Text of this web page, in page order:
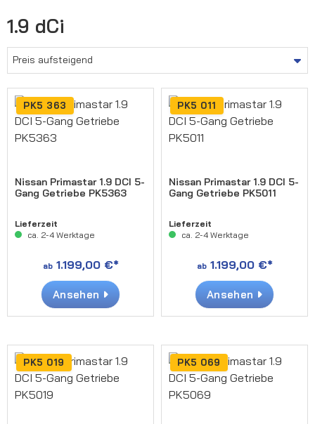
1.9 dCi
PK5 363
Nissan Primastar 1.9 DCI 5-
Gang Getriebe PK5363
Lieferzeit
ca. 2-4 Werktage
ab1.199,00 €*
Ansehen
PK5 011
Nissan Primastar 1.9 DCI 5-
Gang Getriebe PK5011
Lieferzeit
ca. 2-4 Werktage
ab1.199,00 €*
Ansehen
PK5 019 PK5 069